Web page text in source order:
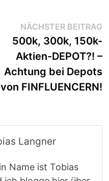
NÄCHSTER BEITRAG
500k, 300k, 150k-
Aktien-DEPOT?! –
Achtung bei Depots
von FINFLUENCERN!
Langner
Name ist Tobias